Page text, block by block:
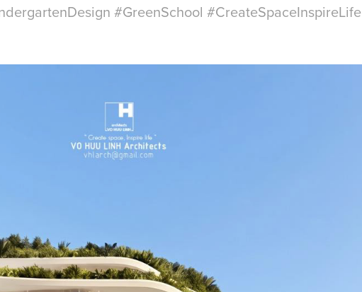
#GreenSchool #CreateSpaceInspireLife